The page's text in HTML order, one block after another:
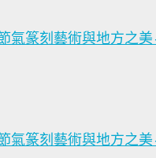
氣篆刻藝術與地方之
氣篆刻藝術與地方之